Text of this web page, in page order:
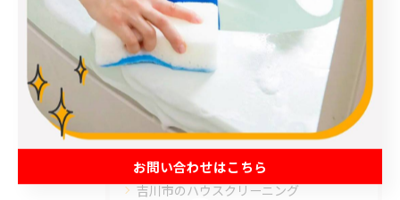
全てのカテゴリー
エアコン
春日部市のハウスクリーニング
草加市のハウスクリーニング
松伏町のハウスクリーニング
吉川市のハウスクリーニング
お問い合わせはこちら